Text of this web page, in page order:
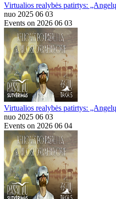
Virtualios realybės patirtys:
nuo 2025 06 03
Events on 2026 06 03
Virtualios realybės patirtys:
nuo 2025 06 03
Events on 2026 06 04